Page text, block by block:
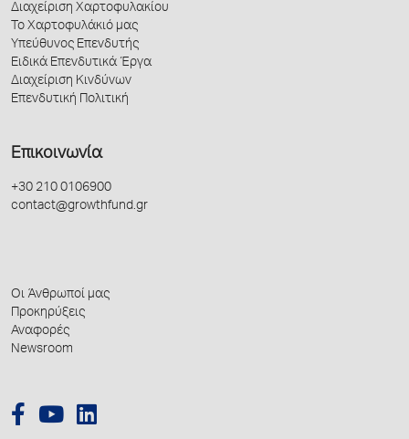
Διαχείριση Χαρτοφυλακίου
Το Χαρτοφυλάκιό μας
Υπεύθυνος Επενδυτής
Ειδικά Επενδυτικά Έργα
Διαχείριση Κινδύνων
Επενδυτική Πολιτική
Επικοινωνία
+30 210 0106900
contact@growthfund.gr
Οι Άνθρωποί μας
Προκηρύξεις
Αναφορές
Newsroom